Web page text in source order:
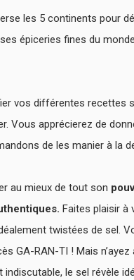
les 5 continents pour
épiceries fines du
vos différentes recettes
Vous apprécierez de
de les manier à la
au mieux de tout son
Faites plaisir à
twistées de sel.
GA-RAN-TI ! Mais
le sel révèle